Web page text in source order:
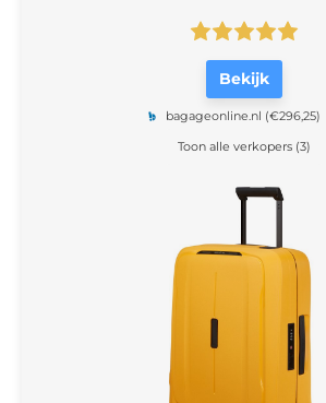
Bekijk
bagageonline.nl (€296,25)
Toon alle verkopers (3)